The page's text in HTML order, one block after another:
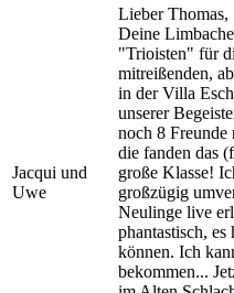
Jacqui und
Uwe
Lieber Thomas,
Deine
"Trioisten" für
mitreißenden,
in der Villa
unserer
noch 8 Freunde
die fanden das
große Klasse!
großzügig
Neulinge live
phantastisch,
können. Ich
bekommen...